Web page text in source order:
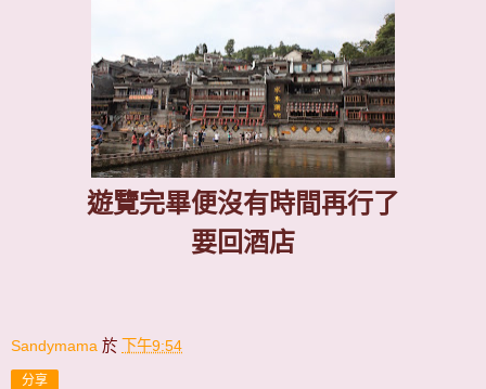
遊覽完畢便沒有時間再行了
要回酒店
Sandymama 於 下午9:54
分享